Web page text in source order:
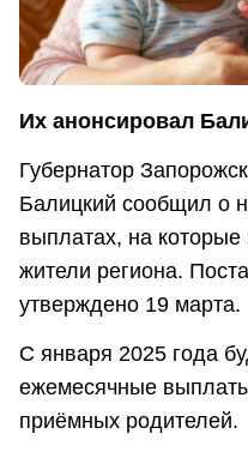
Их анонсировал
Губернатор
Балицкий сообщил о
выплатах, на которые
жители региона.
утверждено 19 марта.
С января 2025 года
ежемесячные
приёмных родителей.